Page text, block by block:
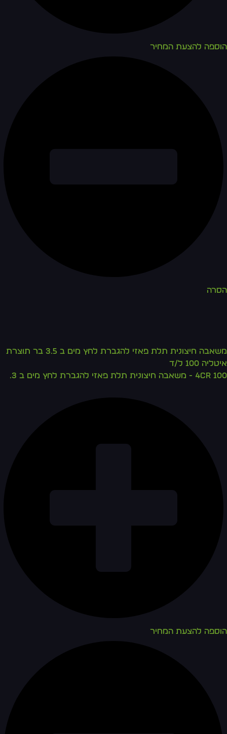
הוספה להצעת המחיר
הסרה
משאבה חיצונית תלת פאזי להגברת לחץ מים ב 3.5 בר תוצרת
איטליה 100 ל/ד
4CR 100 - משאבה חיצונית תלת פאזי להגברת לחץ מים ב 3.
הוספה להצעת המחיר